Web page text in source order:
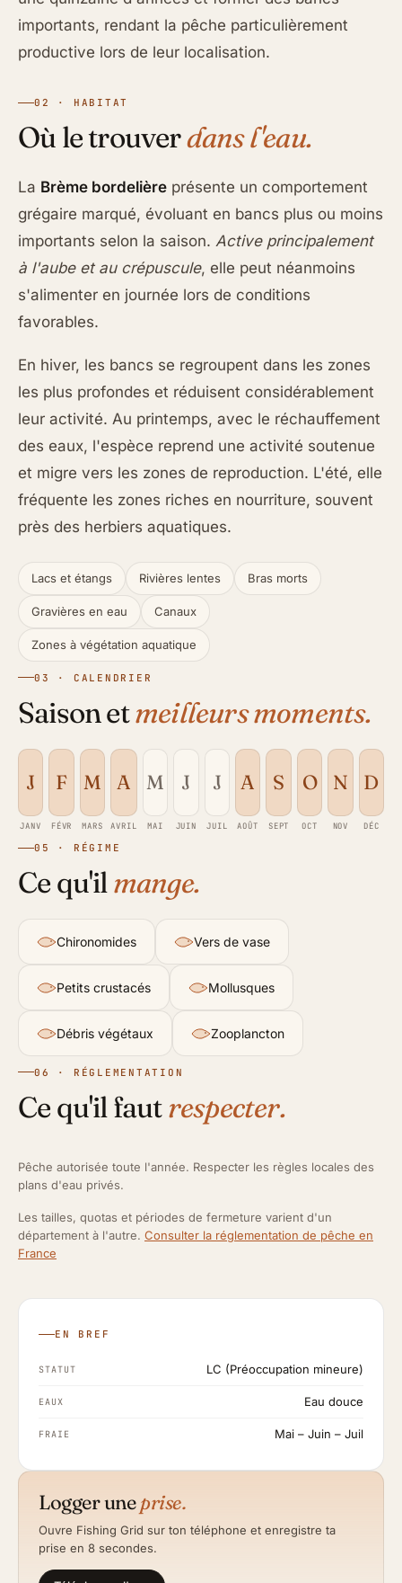
importants, rendant la pêche particulièrement
productive lors de leur localisation.
02 · HABITAT
Où le trouverdans l'eau.
La Brème bordelière présente un comportement
grégaire marqué, évoluant en bancs plus ou moins
importants selon la saison. Active principalement
à l'aube et au crépuscule, elle peut néanmoins
s'alimenter en journée lors de conditions
favorables.
En hiver, les bancs se regroupent dans les zones
les plus profondes et réduisent considérablement
leur activité. Au printemps, avec le réchauffement
des eaux, l'espèce reprend une activité soutenue
et migre vers les zones de reproduction. L'été, elle
fréquente les zones riches en nourriture, souvent
près des herbiers aquatiques.
Lacs et étangs Rivières lentes Bras morts
Gravières en eau Canaux
Zones à végétation aquatique
03 · CALENDRIER
Saison etmeilleurs moments.
J
JANV
F
FÉVR
M
MARS
A
AVRIL
M
MAI
J
JUIN
J
JUIL
A
AOÛT
S
SEPT
O
OCT
N
NOV
D
DÉC
05 · RÉGIME
Ce qu'ilmange.
Chironomides Vers de vase
Petits crustacés Mollusques
Débris végétaux Zooplancton
06 · RÉGLEMENTATION
Ce qu'il fautrespecter.
Pêche autorisée toute l'année. Respecter les règles locales des
plans d'eau privés.
Les tailles, quotas et périodes de fermeture varient d'un
département à l'autre. Consulter la réglementation de pêche en
France
EN BREF
STATUT LC (Préoccupation mineure)
EAUX Eau douce
FRAIE Mai – Juin – Juil
Logger uneprise.
Ouvre Fishing Grid sur ton téléphone et enregistre ta
prise en 8 secondes.